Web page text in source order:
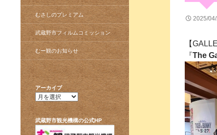
2025/
【
『The
むさしのプレミアム
武蔵野市フィルムコミッション
むー観のお知らせ
アーカイブ
ア
ー
カ
イ
ブ
武蔵野市観光機構の公式HP